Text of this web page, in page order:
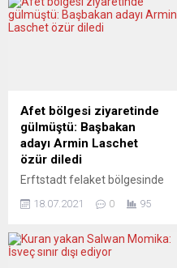
karşıtı gösterilere destek
verdi. Madrid’in kent
garanti altına alınmasını ve
göstericilere yönelik şiddetin
durdurulmasını“ istedi.
Uluslararası yardım isteme
ifadelerinin bulunduğu
pankartlar ve Kolombiya...
Afet bölgesi ziyaretinde
gülmüştü: Başbakan
adayı Armin Laschet
özür diledi
Erftstadt felaket bölgesinde
Cumhurbaşkanı Frank-
ciddi bir ifadeyle selzedelere
dayanışma ve yardım vaat
18.07.2021 0 95